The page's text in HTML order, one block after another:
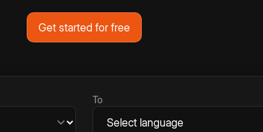
Get started for free
To